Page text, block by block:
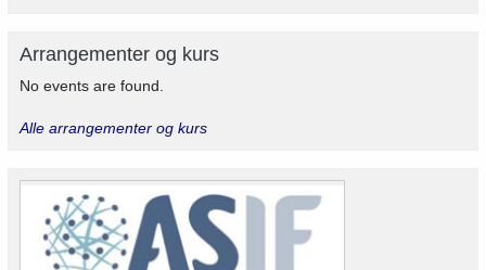
Arrangementer og kurs
No events are found.
Alle arrangementer og kurs